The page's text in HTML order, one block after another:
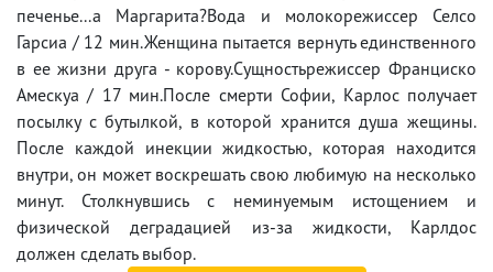
печенье...а Маргарита?Вода и молокорежиссер Селсо
Гарсиа / 12 мин.Женщина пытается вернуть единственного
в ее жизни друга - корову.Сущностьрежиссер Франциско
Амескуа / 17 мин.После смерти Софии, Карлос получает
посылку с бутылкой, в которой хранится душа жещины.
После каждой инекции жидкостью, которая находится
внутри, он может воскрешать свою любимую на несколько
минут. Столкнувшись с неминуемым истощением и
физической деградацией из-за жидкости, Карлдос
должен сделать выбор.